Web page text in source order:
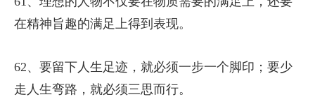
在精神旨趣的满足上得到表现。
62、要留下人生足迹，就必须一步一个脚印；要少
走人生弯路，就必须三思而行。